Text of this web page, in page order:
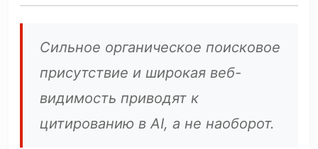
Сильное органическое поисковое
присутствие и широкая веб-
видимость приводят к
цитированию в AI, а не наоборот.